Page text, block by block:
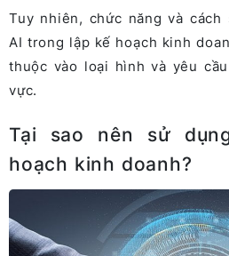
Tuy nhiên, chức năng và
AI trong lập kế hoạch kinh
thuộc vào loại hình và yêu
vực.
Tại sao nên sử
hoạch kinh doanh?